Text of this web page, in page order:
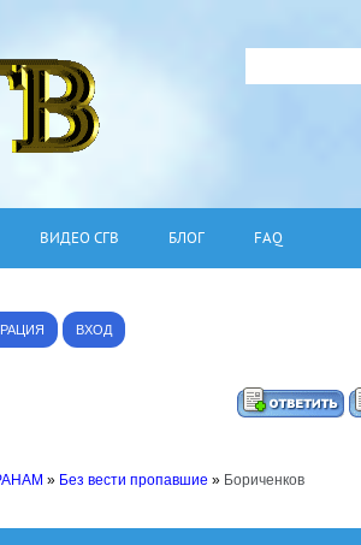
ВИДЕО СГВ БЛОГ FAQ
ВХОД
» Без вести пропавшие » Бориченков